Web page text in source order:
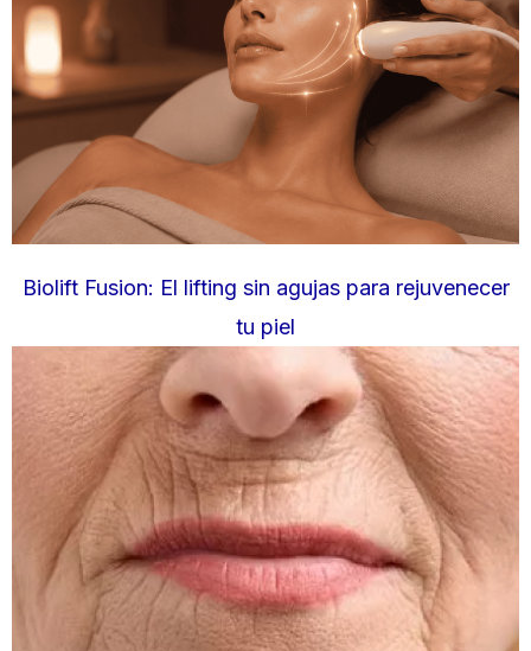
Biolift Fusion: El lifting sin agujas para rejuvenecer
tu piel